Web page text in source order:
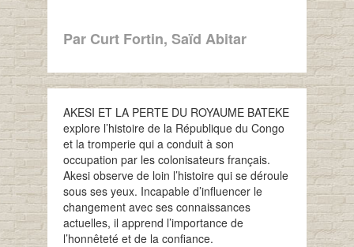
Par Curt Fortin, Saïd Abitar
AKESI ET LA PERTE DU ROYAUME BATEKE
explore l’histoire de la République du Congo
et la tromperie qui a conduit à son
occupation par les colonisateurs français.
Akesi observe de loin l’histoire qui se déroule
sous ses yeux. Incapable d’influencer le
changement avec ses connaissances
actuelles, il apprend l’importance de
l’honnêteté et de la confiance.